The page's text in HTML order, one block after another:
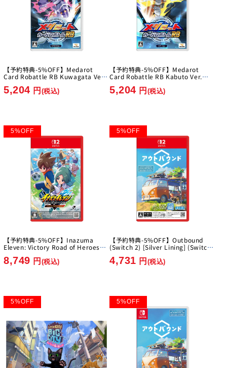
【予約特典-5%OFF】Medarot
Card Robattle RB Kuwagata Ver.
5,204 円 (税込)
【予約特典-5%OFF】Medarot
Card Robattle RB Kabuto Ver.
5,204 円 (税込)
5%OFF
【予約特典-5%OFF】Inazuma
Eleven: Victory Road of Heroes
Nintendo Switch 2 Edition [Level-
5][Switch2]
8,749 円 (税込)
5%OFF
【予約特典-5%OFF】Outbound
(Switch 2) [Silver Lining] (Switch
2)
4,731 円 (税込)
5%OFF 5%OFF